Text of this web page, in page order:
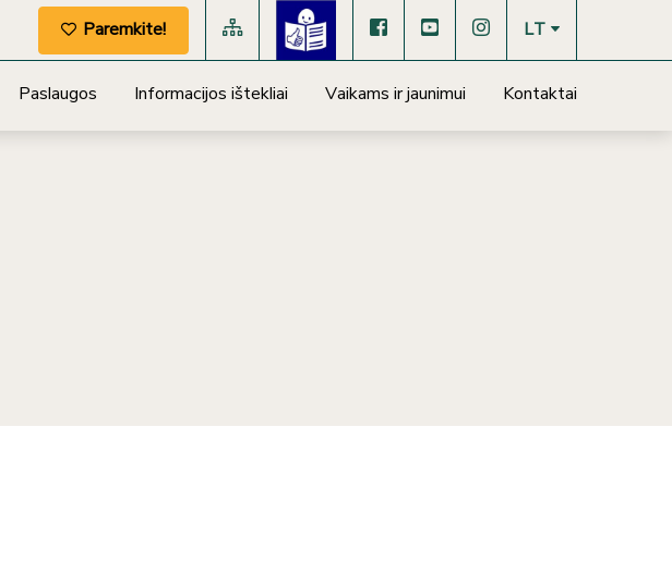
Paremkite! LT
Paslaugos Informacijos ištekliai Vaikams ir jaunimui Kontaktai